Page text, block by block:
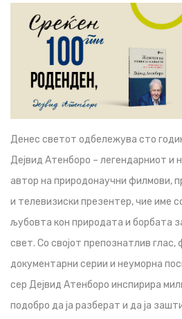
Денес светот одбележува сто
Дејвид Атенборо – легендарниот и
автор на природонаучни филмови,
и телевизиски презентер, чие име
љубовта кон природата и борбата
свет. Со својот препознатлив
документарни серии и неуморна
сер Дејвид Атенборо инспирира
подобро да ја разберат и да ја